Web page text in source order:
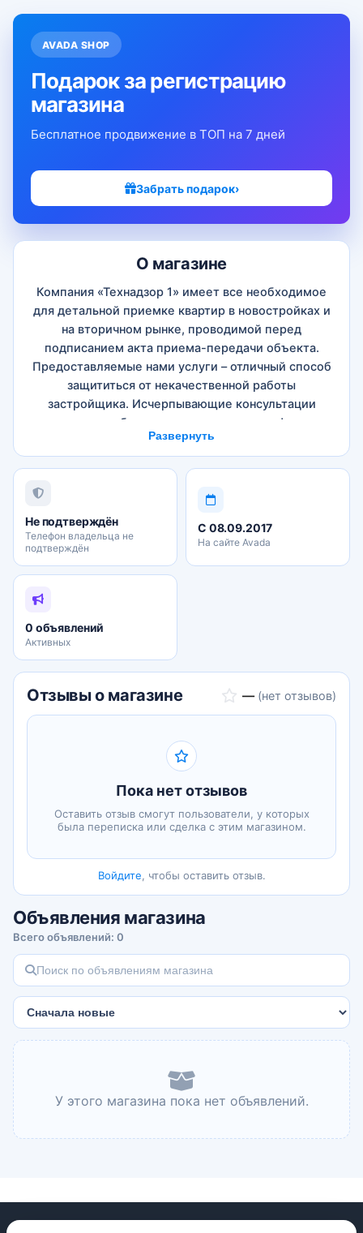
О магазине
Компания «Технадзор 1» имеет все необходимое
для детальной приемке квартир в новостройках и
на вторичном рынке, проводимой перед
подписанием акта приема-передачи объекта.
Предоставляемые нами услуги – отличный способ
защититься от некачественной работы
застройщика. Исчерпывающие консультации
помогут вам добиться устранения всех дефектов за
счет ответственной организации и сэкономить
значительную часть своего бюджета.
Какие услуги предоставляет компания «Технадзор
• Приемка квартир в новостройках без отделки. Мы
тщательно изучим помещение. Все выявленные
дефекты и недостатки будут занесен
Развернуть
Не подтверждён
Телефон владельца не
подтверждён
С 08.09.2017
На сайте Avada
0 объявлений
Активных
Отзывы о магазине — (нет отзывов)
Пока нет отзывов
Оставить отзыв смогут пользователи, у которых
была переписка или сделка с этим магазином.
Войдите, чтобы оставить отзыв.
Объявления магазина
Всего объявлений: 0
У этого магазина пока нет объявлений.
AVADA SHOP
Подарок за регистрацию
магазина
Бесплатное продвижение в ТОП на 7 дней
Забрать подарок›